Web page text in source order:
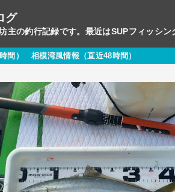
グ
の釣行記録です。最近はSUPフィッシン
間） 相模湾風情報（直近48時間）